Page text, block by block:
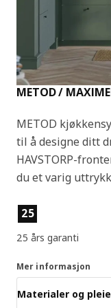
METOD /
METOD
til å designe ditt
HAVSTORP-
du et varig
Produktfunksjoner
25
25 års garanti
Mer informasjon
Materialer og pleie